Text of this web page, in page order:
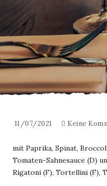
11/07/2021 Keine
mit Paprika, Spinat,
Tomaten-Sahnesauce (D)
Rigatoni (F), Tortellini (F),